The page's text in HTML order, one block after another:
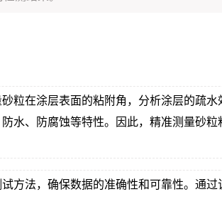
粒在涂层表面的粘附角，分析涂层的疏
水、防腐蚀等特性。因此，精准测量砂
方法，确保数据的准确性和可靠性。通